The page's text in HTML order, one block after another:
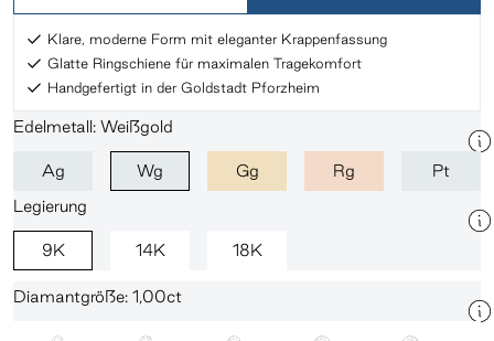
Klare, moderne Form mit eleganter Krappenfassung
Glatte Ringschiene für maximalen Tragekomfort
Handgefertigt in der Goldstadt Pforzheim
Edelmetall: Weißgold
Ag Wg Gg Rg
Pt
Legierung
9K 14K 18K
Diamantgröße: 1,00ct